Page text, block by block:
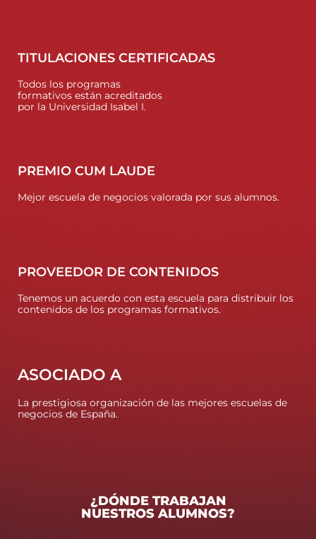
TITULACIONES CERTIFICADAS
Todos los programas
formativos están acreditados
por la Universidad Isabel I.
PREMIO CUM LAUDE
Mejor escuela de negocios valorada por sus alumnos.
PROVEEDOR DE CONTENIDOS
Tenemos un acuerdo con esta escuela para distribuir los
contenidos de los programas formativos.
ASOCIADO A
La prestigiosa organización de las mejores escuelas de
negocios de España.
¿DÓNDE TRABAJAN
NUESTROS ALUMNOS?